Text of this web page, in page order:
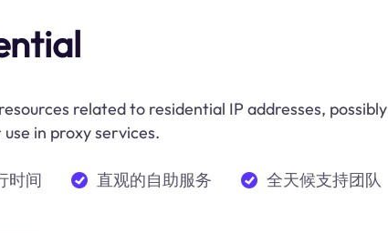
related to residential IP addresses, possibly
in proxy services.
时间 直观的自助服务 全天候支持团队